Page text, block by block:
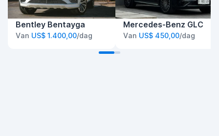
Bentley Bentayga
Van US$ 1.400,00/dag
Mercedes-Benz GLC
Van US$ 450,00/dag